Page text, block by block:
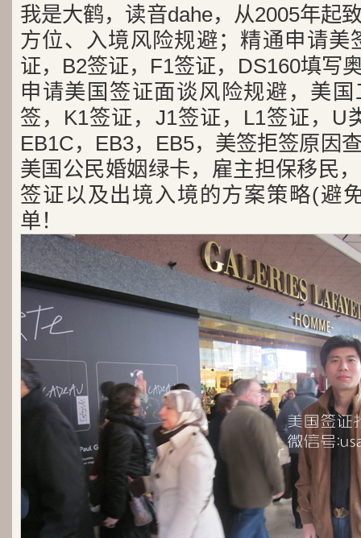
我是大鹤，读音dahe，从2005年起
方位、入境风险规避；精通申请美
证，B2签证，F1签证，DS160填写
申请美国签证面谈风险规避，美
签，K1签证，J1签证，L1签证，U
EB1C，EB3，EB5，美签拒签原因
美国公民婚姻绿卡，雇主担保移民
签证以及出境入境的方案策略(避
单！